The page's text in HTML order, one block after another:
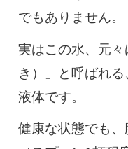
でもありません。
実はこの水、元々
き）」と呼ばれ
液体です。
健康な状態でも